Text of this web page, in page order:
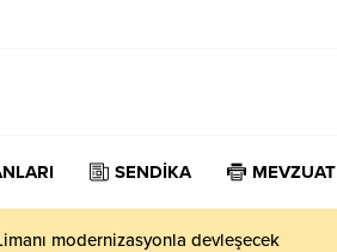
SENDİKA MEVZUAT
modernizasyonla devleşecek